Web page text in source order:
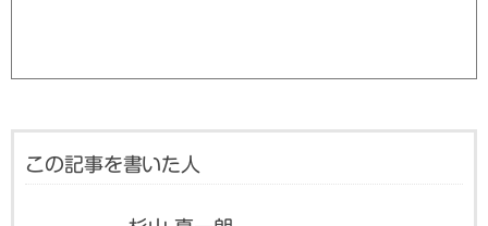
この記事を書いた人